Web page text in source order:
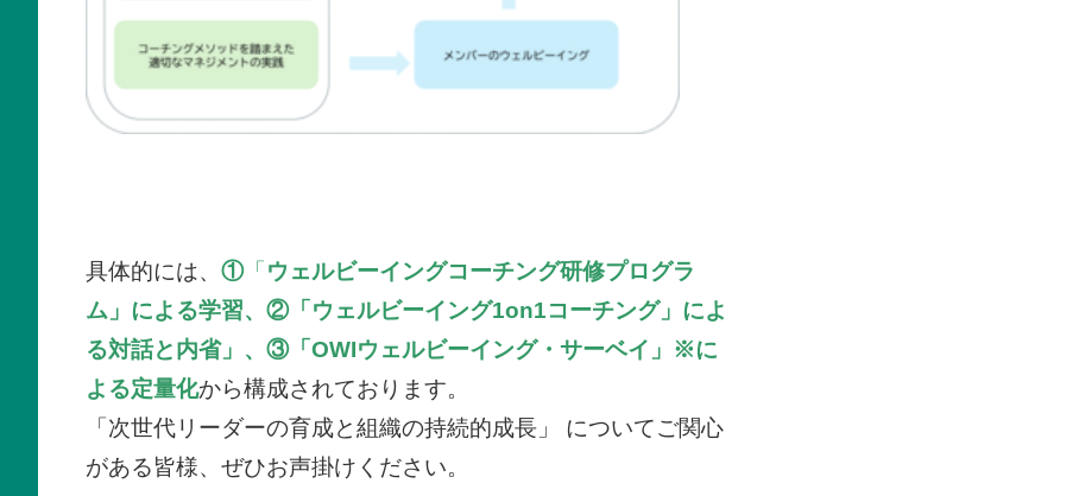
具体的には、 ①「ウェルビーイングコーチング研修プログラ
ム」による学習、 ②「ウェルビーイング1on1コーチング」によ
る対話と内省」、 ③「OWIウェルビーイング・サーベイ」※に
よる定量化から構成されております。
「次世代リーダーの育成と組織の持続的成長」 についてご関心
がある皆様、ぜひお声掛けください。